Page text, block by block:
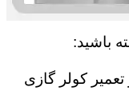
باشید:
کولر گازی